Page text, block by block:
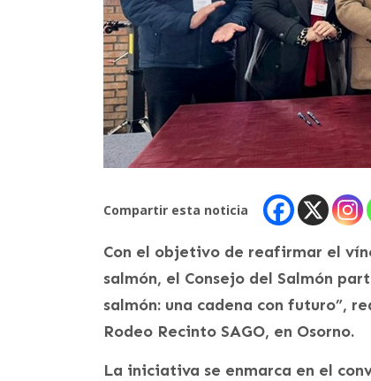
Compartir esta noticia
Con el objetivo de reafirmar el
salmón, el Consejo del Salmón
salmón: una cadena con futuro”,
Rodeo Recinto SAGO, en Osorno.
La iniciativa se enmarca en el